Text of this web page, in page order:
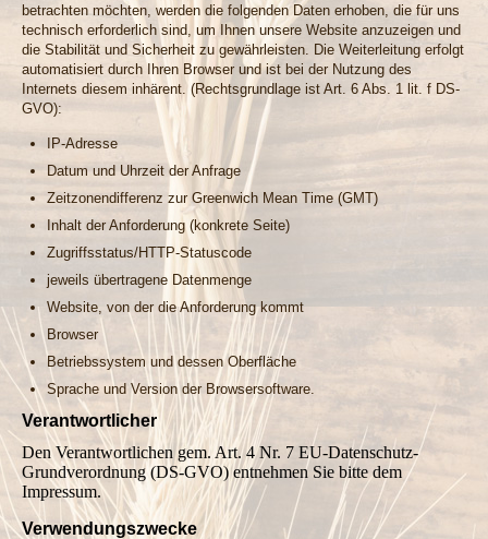
betrachten möchten, werden die folgenden Daten erhoben, die für uns
technisch erforderlich sind, um Ihnen unsere Website anzuzeigen und
die Stabilität und Sicherheit zu gewährleisten. Die Weiterleitung erfolgt
automatisiert durch Ihren Browser und ist bei der Nutzung des
Internets diesem inhärent. (Rechtsgrundlage ist Art. 6 Abs. 1 lit. f DS-
GVO):
IP-Adresse
Datum und Uhrzeit der Anfrage
Zeitzonendifferenz zur Greenwich Mean Time (GMT)
Inhalt der Anforderung (konkrete Seite)
Zugriffsstatus/HTTP-Statuscode
jeweils übertragene Datenmenge
Website, von der die Anforderung kommt
Browser
Betriebssystem und dessen Oberfläche
Sprache und Version der Browsersoftware.
Verantwortlicher
Den Verantwortlichen gem. Art. 4 Nr. 7 EU-Datenschutz-
Grundverordnung (DS-GVO) entnehmen Sie bitte dem
Impressum.
Verwendungszwecke